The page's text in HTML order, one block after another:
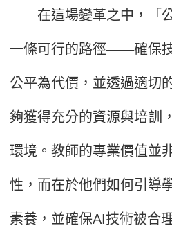
在這場變革之中，「公
一條可行的路徑——確保
公平為代價，並透過適切
夠獲得充分的資源與培訓
環境。教師的專業價值並
性，而在於他們如何引導
素養，並確保AI技術被合